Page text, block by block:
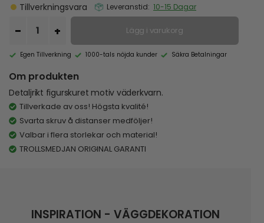
Tillverkningsvara Leveranstid: 10-15 Dagar
Lägg i varukorg
Egen Tillverkning 1000-tals nöjda kunder Säkra Betalningar
Om produkten
Detaljrikt figurskuret motiv väderkvarn.
Tillverkade av oss! Högsta kvalité!
Svarta skruv å distanser medföljer!
Valbar i flera storlekar och material!
TROLLSMEDJAN ORIGINAL GARANTI
INSPIRATION - VÄGGDEKORATION